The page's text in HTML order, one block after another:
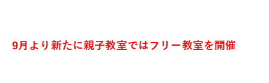
9月より新たに親子教室ではフリー教室を開催